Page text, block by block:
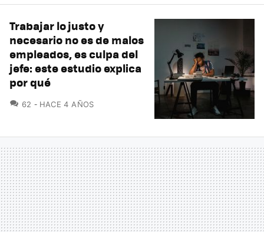
Trabajar lo justo y
necesario no es de malos
empleados, es culpa del
jefe: este estudio explica
por qué
62 COMENTARIOS
HACE 4 AÑOS